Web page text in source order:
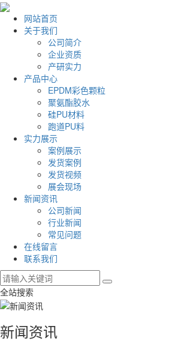
网站首页
关于我们
公司简介
企业资质
产研实力
产品中心
EPDM彩色颗粒
聚氨酯胶水
硅PU材料
跑道PU料
实力展示
案例展示
发货案例
发货视频
展会现场
新闻资讯
公司新闻
行业新闻
常见问题
在线留言
联系我们
全站搜索
新闻资讯